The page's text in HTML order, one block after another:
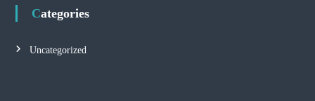
Categories
Uncategorized